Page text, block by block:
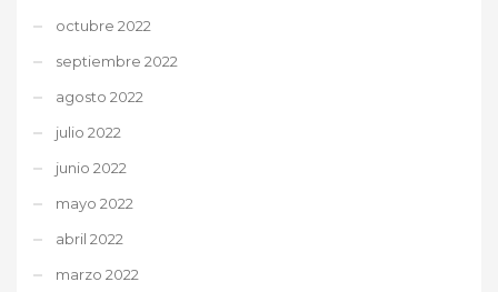
octubre 2022
septiembre 2022
agosto 2022
julio 2022
junio 2022
mayo 2022
abril 2022
marzo 2022